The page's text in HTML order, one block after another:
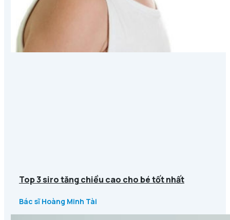
Top 3 siro tăng chiều cao cho bé tốt nhất
Bác sĩ Hoàng Minh Tài